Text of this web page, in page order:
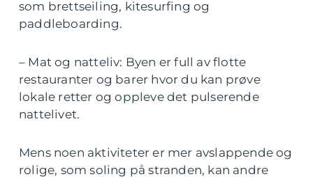
som brettseiling, kitesurfing og
paddleboarding.
– Mat og natteliv: Byen er full av flotte
restauranter og barer hvor du kan prøve
lokale retter og oppleve det pulserende
nattelivet.
Mens noen aktiviteter er mer avslappende og
rolige, som soling på stranden, kan andre